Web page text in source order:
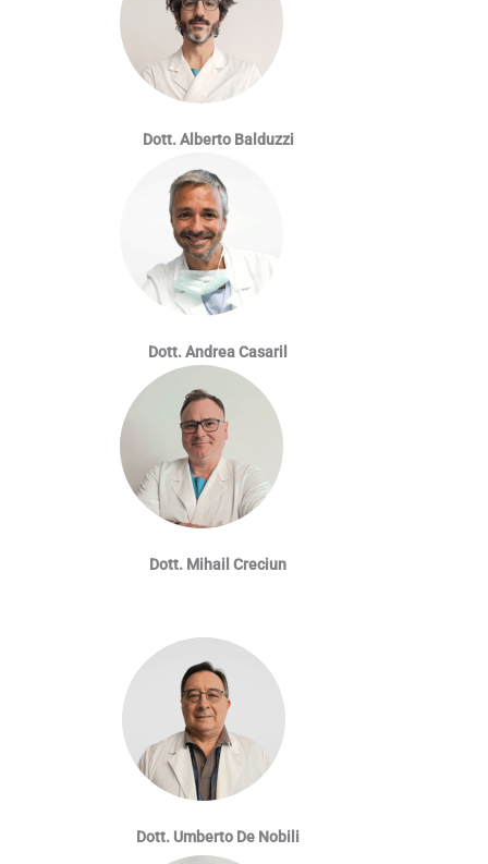
Dott. Alberto Balduzzi
Dott. Andrea Casaril
Dott. Mihail Creciun
Dott. Umberto De Nobili